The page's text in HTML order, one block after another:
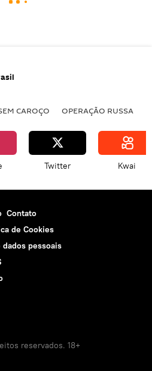
CAROÇO OPERAÇÃO RUSSA
Twitter Kwai
Contato
de Cookies
pessoais
reservados. 18+